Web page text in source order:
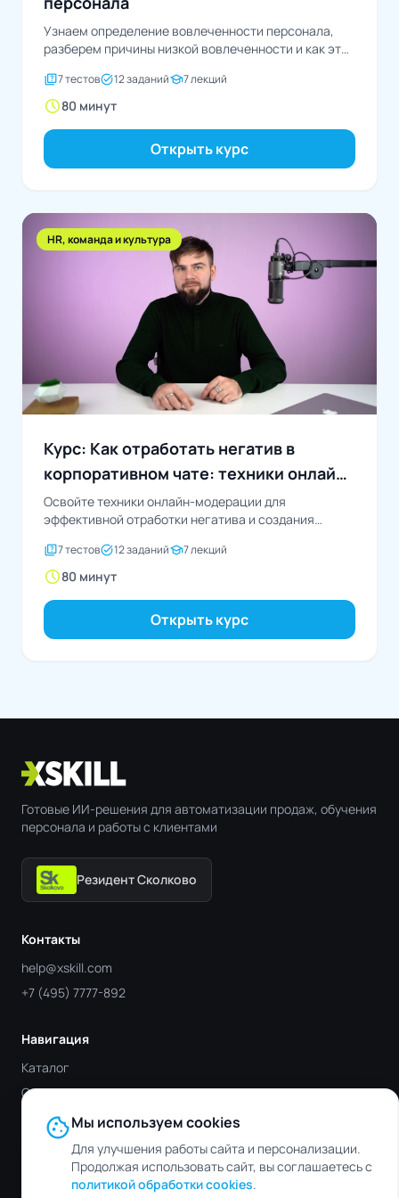
Узнаем определение вовлеченности персонала,
разберем причины низкой вовлеченности и как это
quiz7 тестовtask_alt12 заданийschool7 лекций
schedule80 минут
Открыть курс
HR, команда и культура
Курс: Как отработать негатив в
корпоративном чате: техники онлайн-
модерации
Освойте техники онлайн-модерации для
эффективной отработки негатива и создания
quiz7 тестовtask_alt12 заданийschool7 лекций
schedule80 минут
Открыть курс
Готовые ИИ-решения для автоматизации продаж, обучения
персонала и работы с клиентами
Резидент Сколково
Контакты
help@xskill.com
+7 (495) 7777-892
Навигация
Каталог
Отрасли
Блог
Контакты
cookieМы используем cookies
Для улучшения работы сайта и персонализации.
Продолжая использовать сайт, вы соглашаетесь с
политикой обработки cookies.